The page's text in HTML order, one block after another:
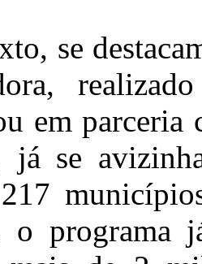
se
em parceria
já se
o programa